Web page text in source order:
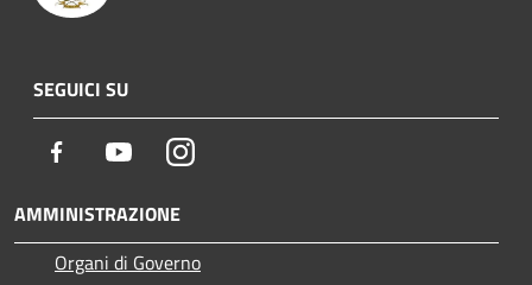
SEGUICI SU
Facebook YoutubeInstagram
AMMINISTRAZIONE
Organi di Governo